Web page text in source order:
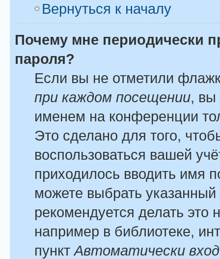
Вернуться к началу
Почему мне периодически
пароля?
Если вы не отметили
при каждом посещении, вы
именем на конференции
Это сделано для того,
воспользоваться вашей
приходилось вводить имя
можете выбрать
рекомендуется делать
например в библиотеке,
пунктАвтоматически